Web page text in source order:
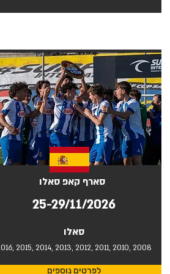
סארף קאפ סאלו
25-29/11/2026
סאלו
2015, 2014, 2013, 2012, 2011, 2010, 2008
לפרטים נוספים